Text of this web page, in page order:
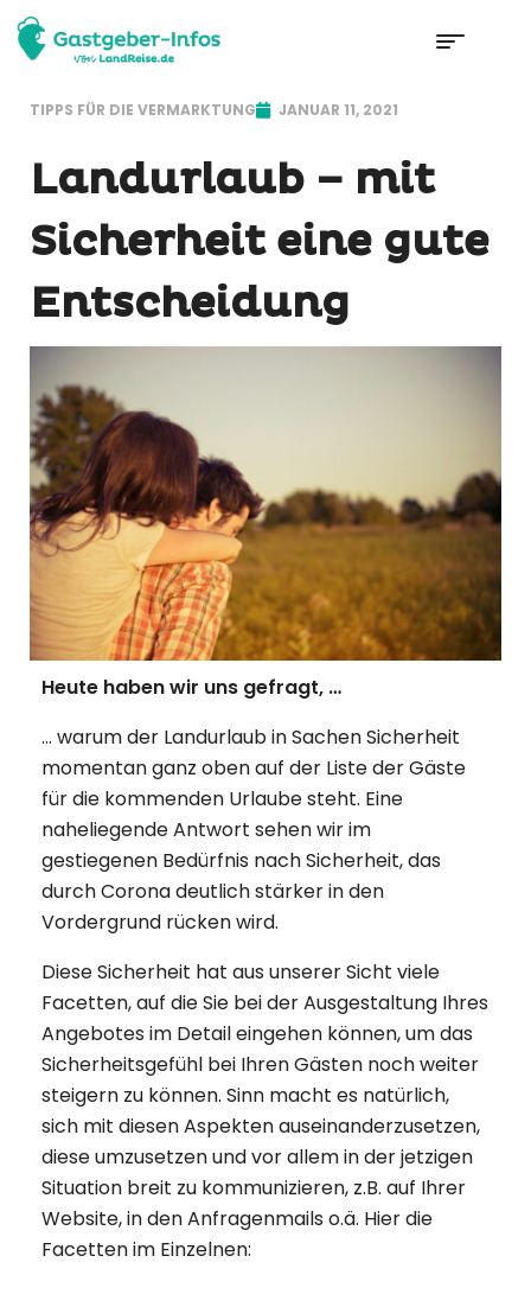
TIPPS FÜR DIE VERMARKTUNG JANUAR 11, 2021
Landurlaub – mit
Sicherheit eine gute
Entscheidung
Heute haben wir uns gefragt, …
… warum der Landurlaub in Sachen Sicherheit
momentan ganz oben auf der Liste der Gäste
für die kommenden Urlaube steht. Eine
naheliegende Antwort sehen wir im
gestiegenen Bedürfnis nach Sicherheit, das
durch Corona deutlich stärker in den
Vordergrund rücken wird.
Diese Sicherheit hat aus unserer Sicht viele
Facetten, auf die Sie bei der Ausgestaltung Ihres
Angebotes im Detail eingehen können, um das
Sicherheitsgefühl bei Ihren Gästen noch weiter
steigern zu können. Sinn macht es natürlich,
sich mit diesen Aspekten auseinanderzusetzen,
diese umzusetzen und vor allem in der jetzigen
Situation breit zu kommunizieren, z.B. auf Ihrer
Website, in den Anfragenmails o.ä. Hier die
Facetten im Einzelnen: